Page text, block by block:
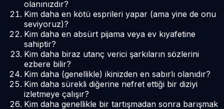
olanınızdır?
Kim daha en kötü esprileri yapar (ama yine de onu
seviyoruz)?
Kim daha en absürt pijama veya ev kıyafetine
sahiptir?
Kim daha biraz utanç verici şarkıların sözlerini
ezbere bilir?
Kim daha (genellikle) ikinizden en sabırlı olanıdır?
Kim daha sürekli diğerine nefret ettiği bir diziyi
izletmeye çalışır?
Kim daha genellikle bir tartışmadan sonra barışmak